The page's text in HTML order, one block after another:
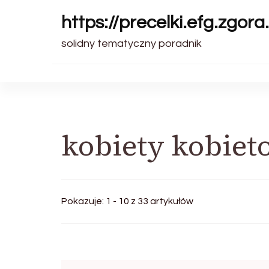
https://
solidny tematyczny poradnik
kobiety
Pokazuje: 1 - 10 z 33 artykułów